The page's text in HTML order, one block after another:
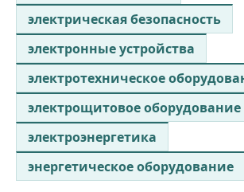
электрическая безопасность
электронные устройства
электротехническое
электрощитовое оборудование
электроэнергетика
энергетическое оборудование